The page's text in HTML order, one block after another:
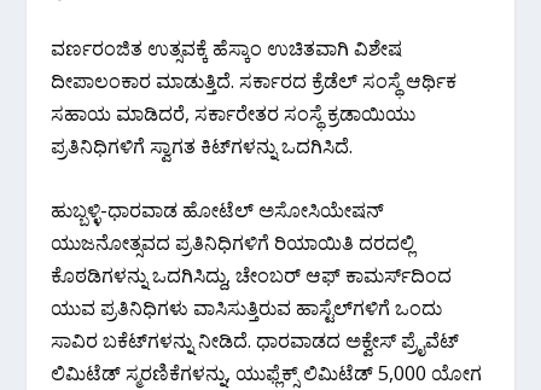
ವರ್ಣರಂಜಿತ ಉತ್ಸವಕ್ಕೆ ಹೆಸ್ಕಾಂ ಉಚಿತವಾಗಿ ವಿಶೇಷ
ದೀಪಾಲಂಕಾರ ಮಾಡುತ್ತಿದೆ. ಸರ್ಕಾರದ ಕ್ರೆಡೆಲ್ ಸಂಸ್ಥೆ ಆರ್ಥಿಕ
ಸಹಾಯ ಮಾಡಿದರೆ, ಸರ್ಕಾರೇತರ ಸಂಸ್ಥೆ ಕ್ರಡಾಯಿಯು
ಪ್ರತಿನಿಧಿಗಳಿಗೆ ಸ್ವಾಗತ ಕಿಟ್‍ಗಳನ್ನು ಒದಗಿಸಿದೆ.
ಹುಬ್ಬಳ್ಳಿ-ಧಾರವಾಡ ಹೋಟೆಲ್ ಅಸೋಸಿಯೇಷನ್
ಯುಜನೋತ್ಸವದ ಪ್ರತಿನಿಧಿಗಳಿಗೆ ರಿಯಾಯಿತಿ ದರದಲ್ಲಿ
ಕೊಠಡಿಗಳನ್ನು ಒದಗಿಸಿದ್ದು, ಚೇಂಬರ್ ಆಫ್ ಕಾಮರ್ಸ್‍ದಿಂದ
ಯುವ ಪ್ರತಿನಿಧಿಗಳು ವಾಸಿಸುತ್ತಿರುವ ಹಾಸ್ಟೆಲ್‍ಗಳಿಗೆ ಒಂದು
ಸಾವಿರ ಬಕೆಟ್‍ಗಳನ್ನು ನೀಡಿದೆ. ಧಾರವಾಡದ ಅಕ್ವೇಸ್ ಪ್ರೈವೆಟ್
ಲಿಮಿಟೆಡ್ ಸ್ಮರಣಿಕೆಗಳನ್ನು, ಯುಫ್ಲೆಕ್ಸ್ ಲಿಮಿಟೆಡ್ 5,000 ಯೋಗ